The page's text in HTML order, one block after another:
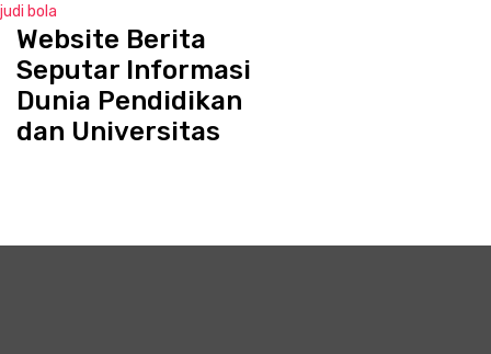
judi bola
t
Website Berita
Seputar Informasi
Dunia Pendidikan
dan Universitas